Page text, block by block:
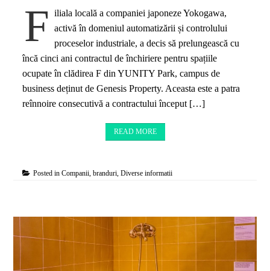
F
iliala locală a companiei japoneze Yokogawa,
activă în domeniul automatizării și controlului
proceselor industriale, a decis să prelungească cu
încă cinci ani contractul de închiriere pentru spațiile
ocupate în clădirea F din YUNITY Park, campus de
business deținut de Genesis Property. Aceasta este a patra
reînnoire consecutivă a contractului început […]
READ MORE
Posted inCompanii, branduri,Diverse informatii